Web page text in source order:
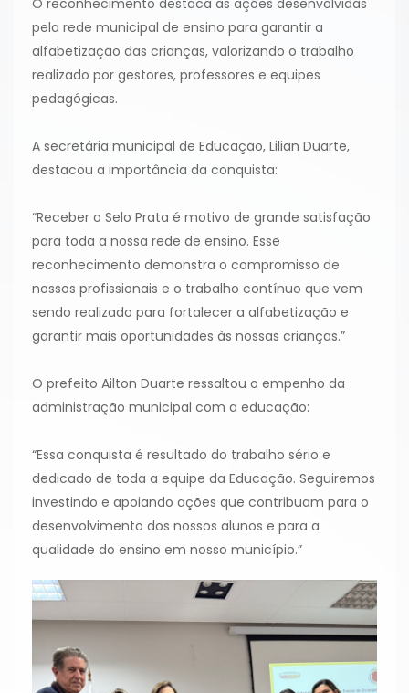
O reconhecimento destaca as ações desenvolvidas
pela rede municipal de ensino para garantir a
alfabetização das crianças, valorizando o trabalho
realizado por gestores, professores e equipes
pedagógicas.
A secretária municipal de Educação, Lilian Duarte,
destacou a importância da conquista:
“Receber o Selo Prata é motivo de grande satisfação
para toda a nossa rede de ensino. Esse
reconhecimento demonstra o compromisso de
nossos profissionais e o trabalho contínuo que vem
sendo realizado para fortalecer a alfabetização e
garantir mais oportunidades às nossas crianças.”
O prefeito Ailton Duarte ressaltou o empenho da
administração municipal com a educação:
“Essa conquista é resultado do trabalho sério e
dedicado de toda a equipe da Educação. Seguiremos
investindo e apoiando ações que contribuam para o
desenvolvimento dos nossos alunos e para a
qualidade do ensino em nosso município.”